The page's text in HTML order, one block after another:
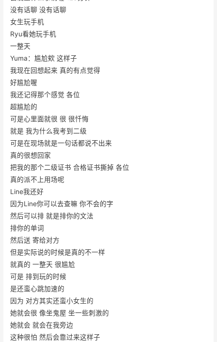
没有话聊 没有话聊
女生玩手机
Ryu看她玩手机
一整天
Yuma：尴尬欸 这样子
我现在回想起来 真的有点觉得
好尴尬喔
我还记得那个感觉 各位
超尴尬的
可是心里面就很 很 很忏悔
就是 我为什么我考到二级
可是在现场就是一句话都说不出来
真的很想回家
把我的那个二级证书 合格证书撕掉 各位
真的派不上用场呢
Line我还好
因为Line你可以去查嘛 你不会的字
然后可以排 就是排你的文法
排你的单词
然后送 寄给对方
但是实际说的时候是真的不一样
就真的 一整天 很尴尬
可是 排到玩的时候
是还蛮心跳加速的
因为 对方其实还蛮小女生的
她就会很 像坐鬼屋 坐一些刺激的
她就会 就会在我旁边
这种很怕 然后会靠过来这样子